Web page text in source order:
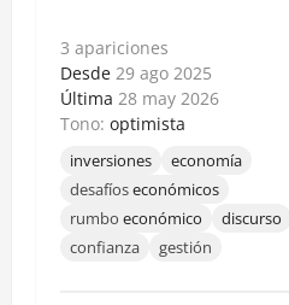
3 apariciones
Desde 29 ago 2025
Última 28 may 2026
Tono: optimista
inversiones
economía
desafíoseconómicos
rumbo económico
discurso
confianza
gestión